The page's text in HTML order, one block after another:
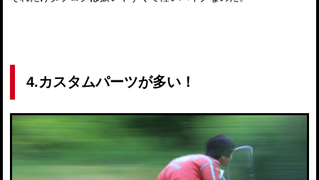
4.カスタムパーツが多い！